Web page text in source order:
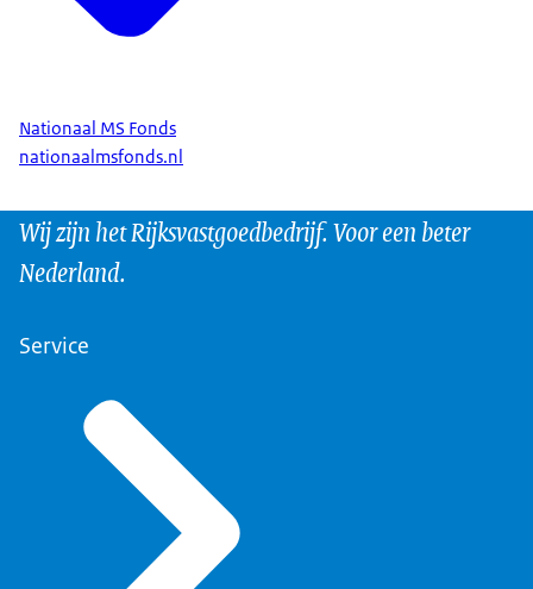
Nationaal MS Fonds
nationaalmsfonds.nl
Wij zijn het Rijksvastgoedbedrijf. Voor een beter
Nederland.
Service